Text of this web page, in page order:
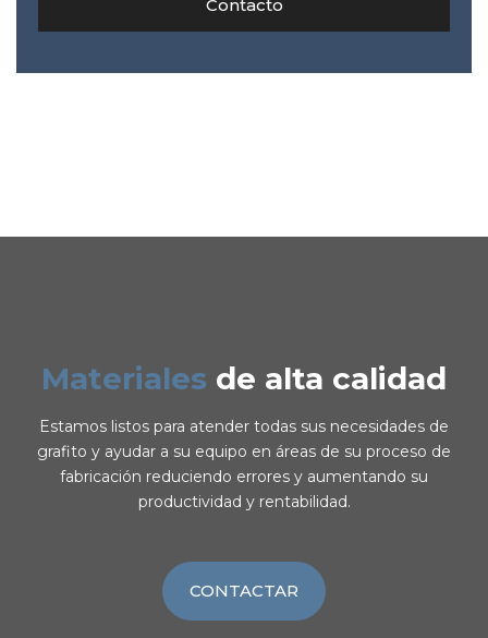
Contacto
Materiales de alta calidad
Estamos listos para atender todas sus necesidades de
grafito y ayudar a su equipo en áreas de su proceso de
fabricación reduciendo errores y aumentando su
productividad y rentabilidad.
CONTACTAR